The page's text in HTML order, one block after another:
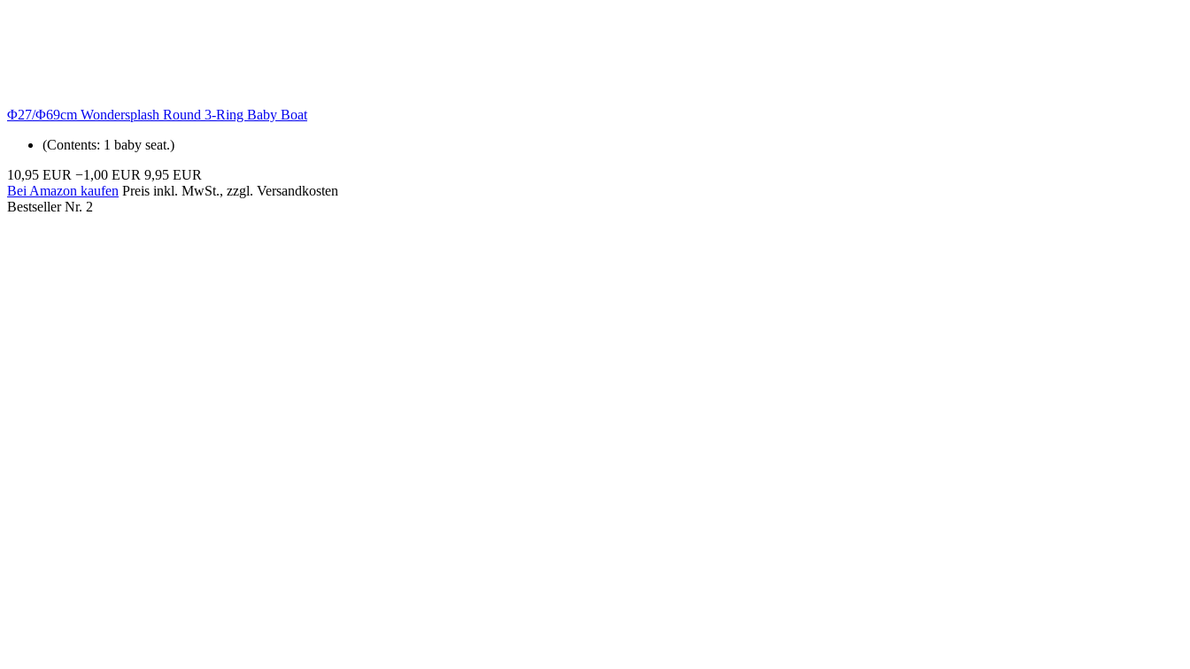
Φ27/Φ69cm Wondersplash Round 3-Ring Baby Boat
(Contents: 1 baby seat.)
10,95 EUR −1,00 EUR 9,95 EUR
Bei Amazon kaufen Preis inkl. MwSt., zzgl. Versandkosten
Bestseller Nr. 2